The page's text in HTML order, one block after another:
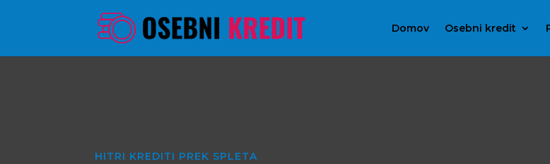
Domov Osebni kredit
HITRI KREDITI PREK SPLETA